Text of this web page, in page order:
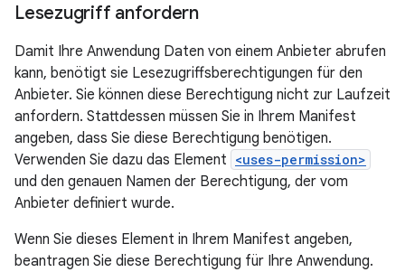
Lesezugriff anfordern
Damit Ihre Anwendung Daten von einem Anbieter abrufen
kann, benötigt sie Lesezugriffsberechtigungen für den
Anbieter. Sie können diese Berechtigung nicht zur Laufzeit
anfordern. Stattdessen müssen Sie in Ihrem Manifest
angeben, dass Sie diese Berechtigung benötigen.
Verwenden Sie dazu das Element <uses-permission>
und den genauen Namen der Berechtigung, der vom
Anbieter definiert wurde.
Wenn Sie dieses Element in Ihrem Manifest angeben,
beantragen Sie diese Berechtigung für Ihre Anwendung.